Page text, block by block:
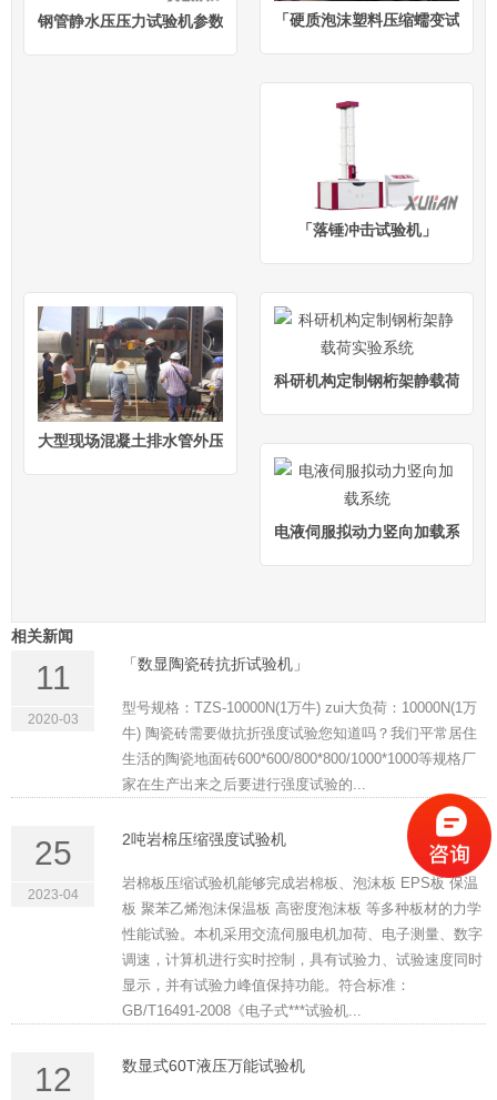
钢管静水压压力试验机参数/报价 「硬质泡沫塑料压缩蠕变试验机
「落锤冲击试验机」
大型现场混凝土排水管外压载荷试验机
科研机构定制钢桁架静载荷实验
电液伺服拟动力竖向加载系统
相关新闻
11
2020-03
「数显陶瓷砖抗折试验机」
型号规格：TZS-10000N(1万牛) zui大负荷：10000N(1万
牛) 陶瓷砖需要做抗折强度试验您知道吗？我们平常居住
生活的陶瓷地面砖600*600/800*800/1000*1000等规格厂
家在生产出来之后要进行强度试验的...
25
2023-04
2吨岩棉压缩强度试验机
岩棉板压缩试验机能够完成岩棉板、泡沫板 EPS板 保温
板 聚苯乙烯泡沫保温板 高密度泡沫板 等多种板材的力学
性能试验。本机采用交流伺服电机加荷、电子测量、数字
调速，计算机进行实时控制，具有试验力、试验速度同时
显示，并有试验力峰值保持功能。符合标准：
GB/T16491-2008《电子式***试验机...
12 数显式60T液压万能试验机